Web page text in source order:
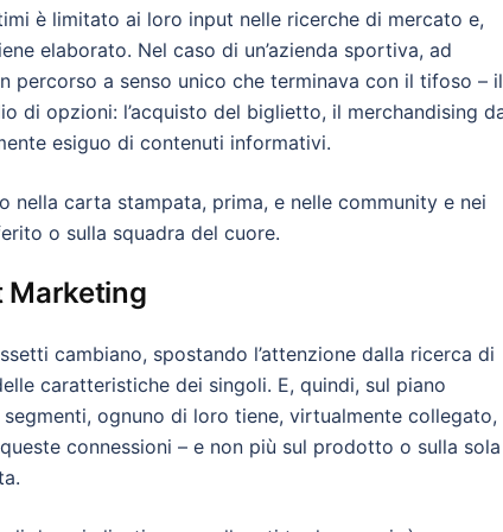
è limitato ai loro input nelle ricerche di mercato e,
elaborato. Nel caso di un’azienda sportiva, ad
percorso a senso unico che terminava con il tifoso – il
di opzioni: l’acquisto del biglietto, il merchandising
esiguo di contenuti informativi.
nella carta stampata, prima, e nelle community e nei
o sulla squadra del cuore.
Marketing
cambiano, spostando l’attenzione dalla ricerca di
caratteristiche dei singoli. E, quindi, sul piano
ognuno di loro tiene, virtualmente collegato,
connessioni – e non più sul prodotto o sulla sola